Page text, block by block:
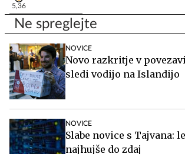
5,36
Ne spreglejte
NOVICE
Novo razkritje v
sledi vodijo na Islandijo
NOVICE
Slabe novice s Tajvana:
najhujše do zdaj